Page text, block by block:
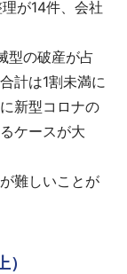
が14件、会社
型の破産が占
計は1割未満に
新型コロナの
ケースが大
難しいことが